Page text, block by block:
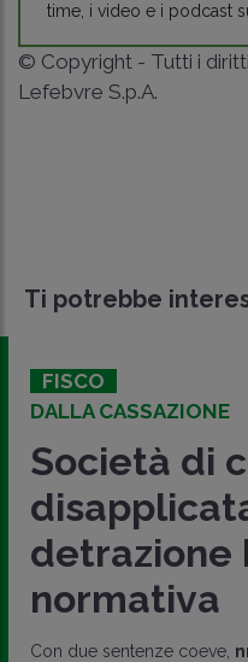
time, i video e i podcast
© Copyright - Tutti i
Lefebvre S.p.A.
Ti potrebbe
FISCO
DALLA CASSAZIONE
Società di
detrazione
normativa
Con due sentenze coeve,